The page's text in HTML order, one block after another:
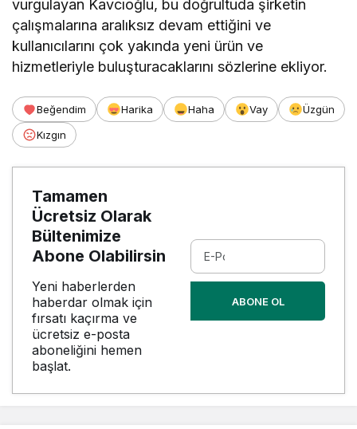
vurgulayan Kavcıoğlu, bu doğrultuda şirketin
çalışmalarına aralıksız devam ettiğini ve
kullanıcılarını çok yakında yeni ürün ve
hizmetleriyle buluşturacaklarını sözlerine ekliyor.
Beğendim Harika Haha Vay
Üzgün
Kızgın
Tamamen
Ücretsiz Olarak
Bültenimize
Abone Olabilirsin
Yeni haberlerden
haberdar olmak için
fırsatı kaçırma ve
ücretsiz e-posta
aboneliğini hemen
başlat.
ABONE OL